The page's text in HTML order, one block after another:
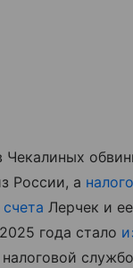
Чекалиных
России, а
Лерчек и
года стало